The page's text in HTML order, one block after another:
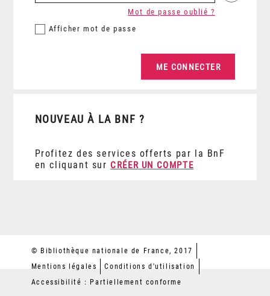
Afficher mot de passe
Mot de passe oublié ?
NOUVEAU À LA BNF ?
Profitez des services offerts par la BnF
en cliquant sur CRÉER UN COMPTE
© Bibliothèque nationale de France, 2017
Mentions légales
Conditions d'utilisation
Accessibilité : Partiellement conforme